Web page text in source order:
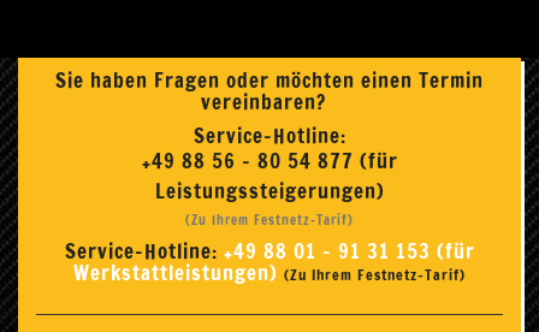
Sie haben Fragen oder möchten einen Termin
vereinbaren?
Service-Hotline:
+49 88 56 - 80 54 877 (für
Leistungssteigerungen)
(Zu Ihrem Festnetz-Tarif)
Service-Hotline: +49 88 01 - 91 31 153 (für
Werkstattleistungen) (Zu Ihrem Festnetz-Tarif)